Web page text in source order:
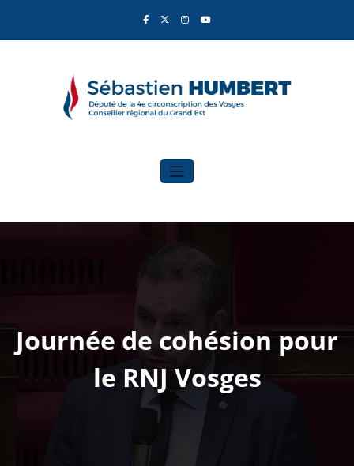
contenu
Sébastien Humbert
Journée de cohésion pour
le RNJ Vosges